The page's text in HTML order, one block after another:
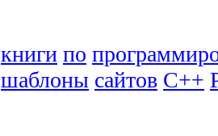
книги по
шаблоны сайтов C++